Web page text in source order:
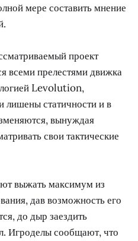
мере составить мнение
проект
всеми прелестями движка
Levolution,
лишены статичности и в
вынуждая
свои тактические
выжать максимум из
дав возможность его
до дыр заездить
Игроделы сообщают, что